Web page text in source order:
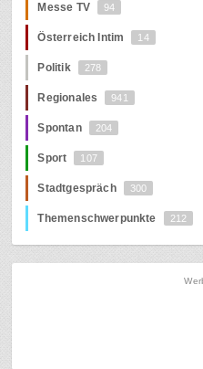
Messe TV 94
Österreich Intim 14
Politik 278
Regionales 941
Spontan 204
Sport 107
Stadtgespräch 300
Themenschwerpunkte 212